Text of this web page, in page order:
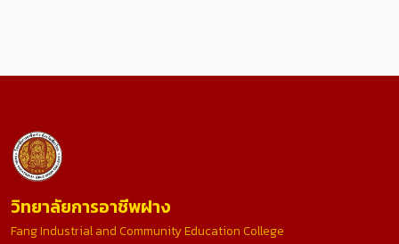
วิทยาลัยการอาชีพฝาง
Fang Industrial and Community Education College